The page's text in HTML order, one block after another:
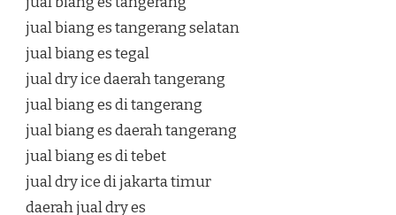
jual biang es tangerang selatan
jual biang es tegal
jual dry ice daerah tangerang
jual biang es di tangerang
jual biang es daerah tangerang
jual biang es di tebet
jual dry ice di jakarta timur
daerah jual dry es